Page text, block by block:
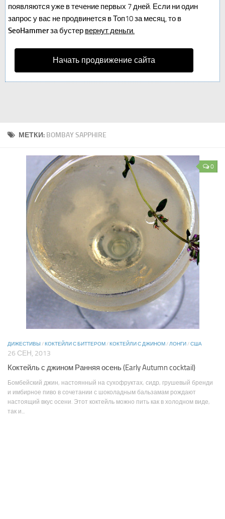
появляются уже в течение первых 7 дней. Если ни один
запрос у вас не продвинется в Топ10 за месяц, то в
SeoHammerза бустер вернут деньги.
Начать продвижение сайта
МЕТКИ: BOMBAY SAPPHIRE
0
ДИЖЕСТИВЫ / КОКТЕЙЛИ С БИТТЕРОМ / КОКТЕЙЛИ С ДЖИНОМ /ЛОНГИ /США
26 СЕН, 2013
Коктейль с джином Ранняя осень (Early Autumn cocktail)
Бомбейский джин, настоянный на сухофруктах, сидр, грушевый бренди
и имбирное пиво в сочетании с шоколадным бальзамам рождают
настоящий вкус осени. Этот коктейль можно пить как в холодном виде,
так и...